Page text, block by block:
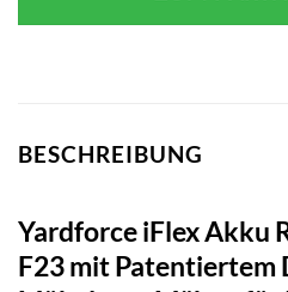
BESCHREIBUNG
Yardforce iFlex Akku
F23 mit Patentiertem